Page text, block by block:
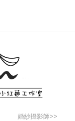
婚紗攝影師>>